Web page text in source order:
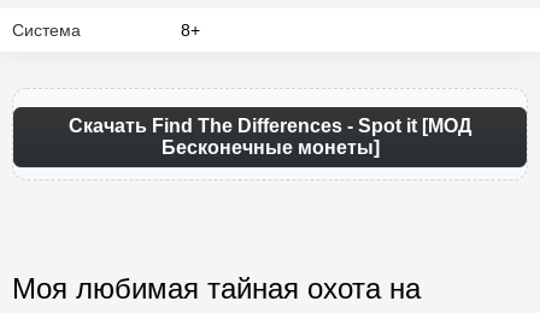
Система 8+
Скачать Find The Differences - Spot it [МОД
Бесконечные монеты]
Моя любимая тайная охота на